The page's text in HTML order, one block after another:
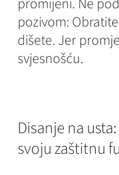
promijeni. Ne
pozivom:
dišete. Jer
svjesnošću.
Disanje na
svoju zaštitnu